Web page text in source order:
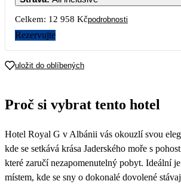
Celkem: 12 958 Kčpodrobnosti
Rezervujte
uložit do oblíbených
Proč si vybrat tento hotel
Hotel Royal G v Albánii vás okouzlí svou
kde se setkává krása Jaderského moře s
které zaručí nezapomenutelný pobyt. Ideální
místem, kde se sny o dokonalé dovolené